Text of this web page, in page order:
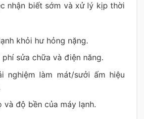
nhận biết sớm và xử lý kịp thời
khỏi hư hỏng nặng.
sửa chữa và điện năng.
nghiệm làm mát/sưởi ấm hiệu
và độ bền của máy lạnh.